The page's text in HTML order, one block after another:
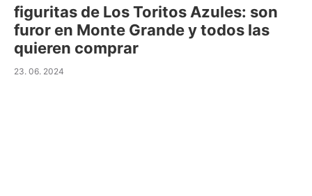
figuritas de Los Toritos Azules: son
furor en Monte Grande y todos las
quieren comprar
23. 06. 2024